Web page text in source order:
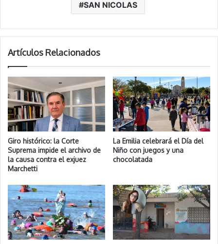
SAN NICOLAS
Artículos Relacionados
Giro histórico: la Corte
Suprema impide el archivo de
la causa contra el exjuez
Marchetti
La Emilia celebrará el Día del
Niño con juegos y una
chocolatada